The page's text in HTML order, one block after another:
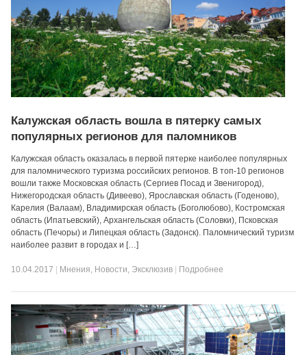
Калужская область вошла в пятерку самых
популярных регионов для паломников
Калужская область оказалась в первой пятерке наиболее популярных
для паломнического туризма российских регионов. В топ-10 регионов
вошли также Московская область (Сергиев Посад и Звенигород),
Нижегородская область (Дивеево), Ярославская область (Годеново),
Карелия (Валаам), Владимирская область (Боголюбово), Костромская
область (Ипатьевский), Архангельская область (Соловки), Псковская
область (Печоры) и Липецкая область (Задонск). Паломнический туризм
наиболее развит в городах и […]
10.04.2017 Мнения, Новости, Эксклюзив Подробнее